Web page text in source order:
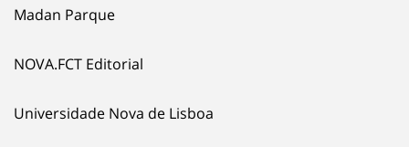
Madan Parque
NOVA.FCT Editorial
Universidade Nova de Lisboa